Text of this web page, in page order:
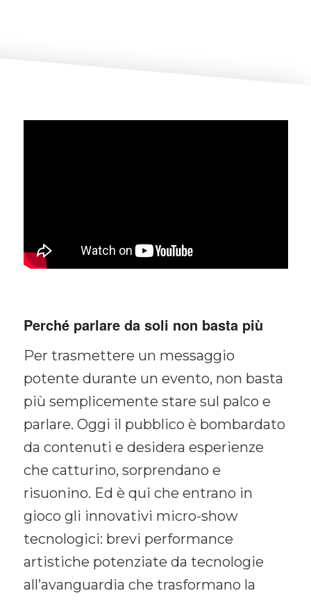
Perché parlare da soli non basta più
Per trasmettere un messaggio
potente durante un evento, non basta
più semplicemente stare sul palco e
parlare. Oggi il pubblico è bombardato
da contenuti e desidera esperienze
che catturino, sorprendano e
risuonino. Ed è qui che entrano in
gioco gli innovativi micro-show
tecnologici: brevi performance
artistiche potenziate da tecnologie
all’avanguardia che trasformano la